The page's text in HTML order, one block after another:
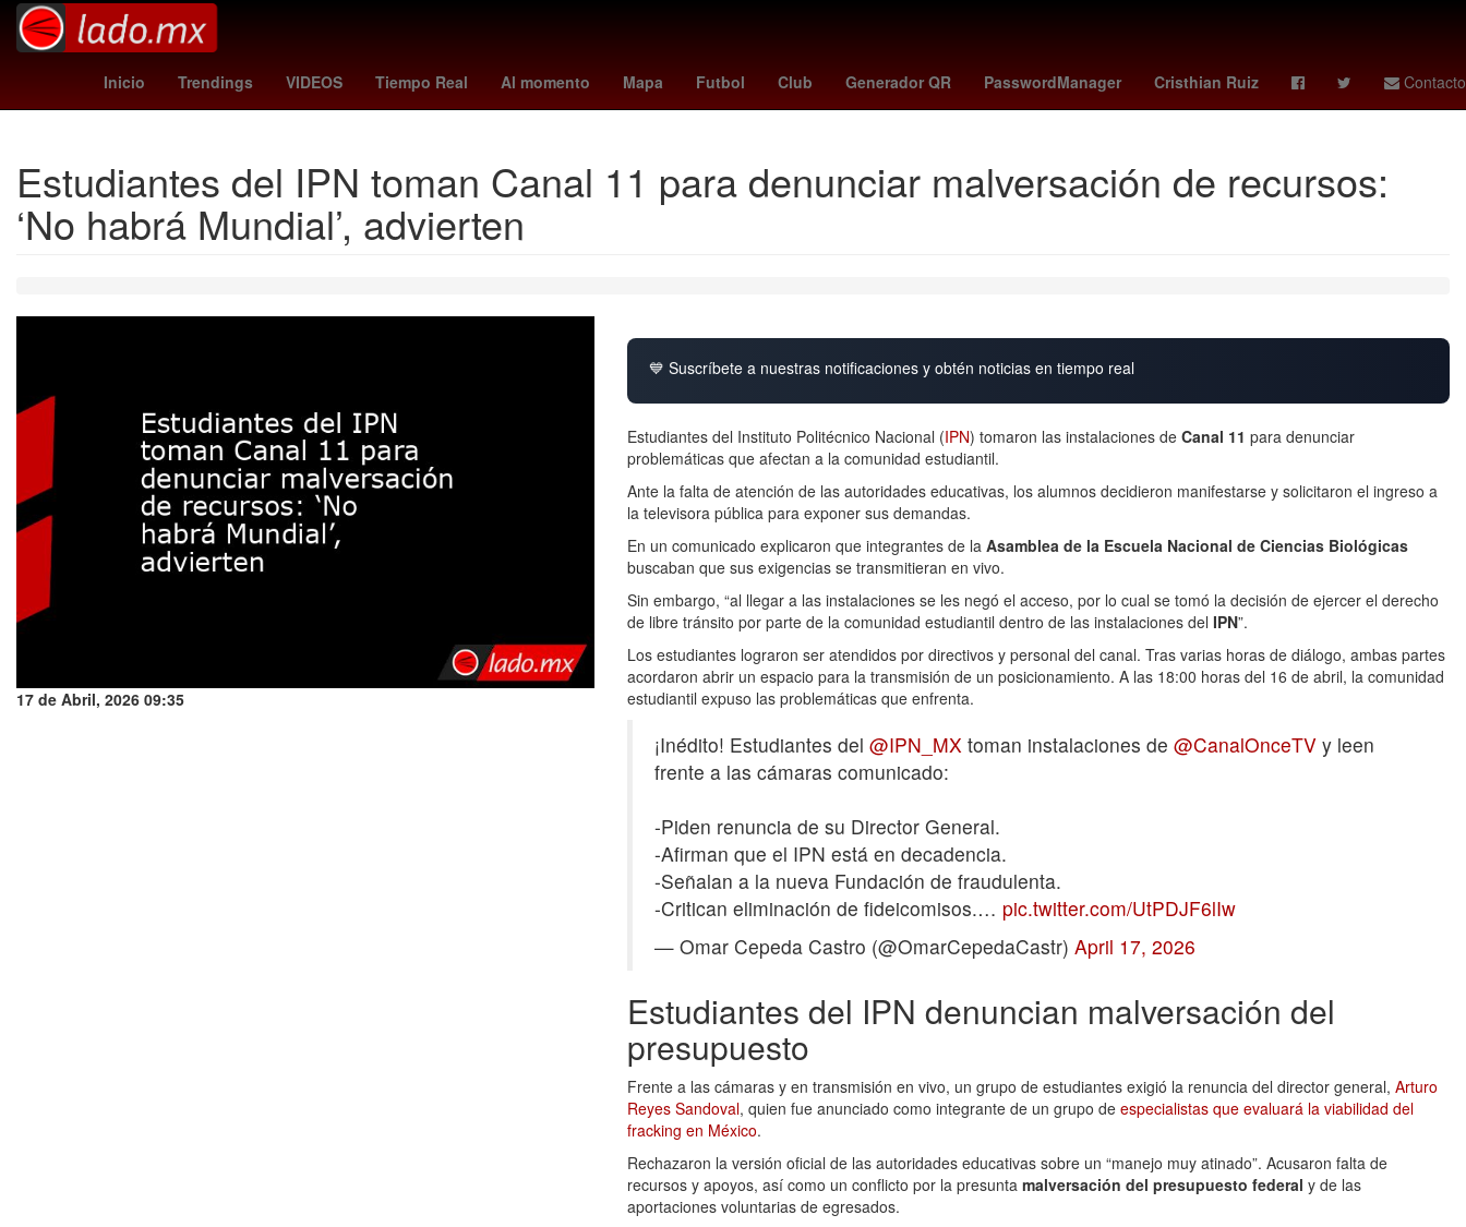
Inicio Trendings VIDEOS Tiempo Real Al momento Mapa Futbol Club Generador QR PasswordManager Cristhian Ruiz Contacto
Instituto Tecnológico y de Estudios Superiores de Monterrey rodri Argentina Gobierno capufe tag estafa tipo de cambio dolar lafc - guadalajara HBO alianza lima - atlético grau
Estudiantes del IPN toman Canal 11 para denunciar malversación de recursos:
‘No habrá Mundial’, advierten
17 de Abril, 2026 09:35
💙 Suscríbete a nuestras notificaciones y obtén noticias en tiempo real
Estudiantes del Instituto Politécnico Nacional (IPN) tomaron las instalaciones de Canal 11 para denunciar
problemáticas que afectan a la comunidad estudiantil.
Ante la falta de atención de las autoridades educativas, los alumnos decidieron manifestarse y solicitaron el ingreso a
la televisora pública para exponer sus demandas.
En un comunicado explicaron que integrantes de la Asamblea de la Escuela Nacional de Ciencias Biológicas
buscaban que sus exigencias se transmitieran en vivo.
Sin embargo, “al llegar a las instalaciones se les negó el acceso, por lo cual se tomó la decisión de ejercer el derecho
de libre tránsito por parte de la comunidad estudiantil dentro de las instalaciones del IPN”.
Los estudiantes lograron ser atendidos por directivos y personal del canal. Tras varias horas de diálogo, ambas partes
acordaron abrir un espacio para la transmisión de un posicionamiento. A las 18:00 horas del 16 de abril, la comunidad
estudiantil expuso las problemáticas que enfrenta.
¡Inédito! Estudiantes del @IPN_MX toman instalaciones de @CanalOnceTV y leen
frente a las cámaras comunicado:
-Piden renuncia de su Director General.
-Afirman que el IPN está en decadencia.
-Señalan a la nueva Fundación de fraudulenta.
-Critican eliminación de fideicomisos.… pic.twitter.com/UtPDJF6lIw
— Omar Cepeda Castro (@OmarCepedaCastr) April 17, 2026
Estudiantes del IPN denuncian malversación del
presupuesto
Frente a las cámaras y en transmisión en vivo, un grupo de estudiantes exigió la renuncia del director general, Arturo
Reyes Sandoval, quien fue anunciado como integrante de un grupo de especialistas que evaluará la viabilidad del
fracking en México.
Rechazaron la versión oficial de las autoridades educativas sobre un “manejo muy atinado”. Acusaron falta de
recursos y apoyos, así como un conflicto por la presunta malversación del presupuesto federal y de las
aportaciones voluntarias de egresados.